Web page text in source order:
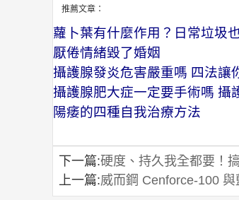
推薦文章：
蘿卜葉有什麼作用？日常垃圾
厭倦情緒毀了婚姻
攝護腺發炎危害嚴重嗎 四法讓
攝護腺肥大症一定要手術嗎 攝
陽痿的四種自我治療方法
下一篇:硬度、持久我全都要！
上一篇:威而鋼 Cenforce-100